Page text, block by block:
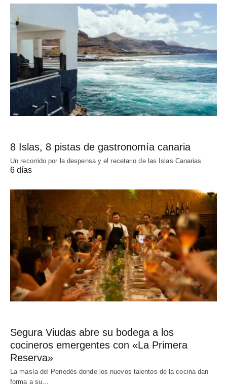
8 Islas, 8 pistas de gastronomía canaria
Un recorrido por la despensa y el recetario de las Islas Canarias
6 días
Segura Viudas abre su bodega a los
cocineros emergentes con «La Primera
Reserva»
La masía del Penedès donde los nuevos talentos de la cocina dan
forma a su…